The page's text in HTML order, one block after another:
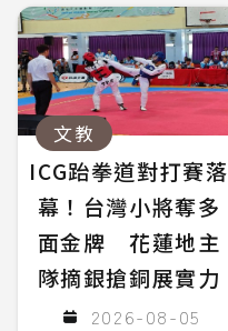
文教
ICG跆拳道對打賽落
幕！台灣小將奪多
面金牌 花蓮地主
隊摘銀搶銅展實力
2026-08-05